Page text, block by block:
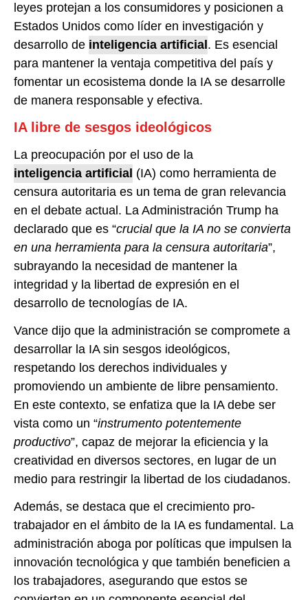
leyes protejan a los consumidores y posicionen a
Estados Unidos como líder en investigación y
desarrollo de inteligencia artificial . Es esencial
para mantener la ventaja competitiva del país y
fomentar un ecosistema donde la IA se desarrolle
de manera responsable y efectiva.
IA libre de sesgos ideológicos
La preocupación por el uso de la
inteligencia artificial (IA) como herramienta de
censura autoritaria es un tema de gran relevancia
en el debate actual. La Administración Trump ha
declarado que es “crucial que la IA no se convierta
en una herramienta para la censura autoritaria”,
subrayando la necesidad de mantener la
integridad y la libertad de expresión en el
desarrollo de tecnologías de IA.
Vance dijo que la administración se compromete a
desarrollar la IA sin sesgos ideológicos,
respetando los derechos individuales y
promoviendo un ambiente de libre pensamiento.
En este contexto, se enfatiza que la IA debe ser
vista como un “instrumento potentemente
productivo”, capaz de mejorar la eficiencia y la
creatividad en diversos sectores, en lugar de un
medio para restringir la libertad de los ciudadanos.
Además, se destaca que el crecimiento pro-
trabajador en el ámbito de la IA es fundamental. La
administración aboga por políticas que impulsen la
innovación tecnológica y que también beneficien a
los trabajadores, asegurando que estos se